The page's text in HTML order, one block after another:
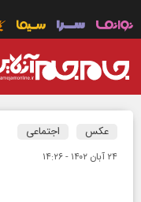
عکس اجتماعی
۲۴ آبان ۱۴۰۲ - ۱۴:۲۶